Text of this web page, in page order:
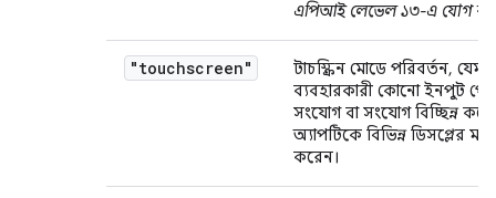
এপিআই লেভেল ১৩-এ যোগ
"touchscreen"
টাচস্ক্রিন মোডে পরিবর্তন,
ব্যবহারকারী কোনো ইনপুট
সংযোগ বা সংযোগ বিচ্ছিন্ন
অ্যাপটিকে বিভিন্ন ডিসপ্লের মধ্যে
করেন।